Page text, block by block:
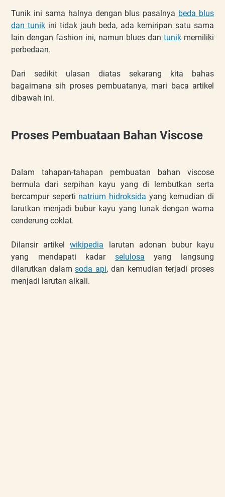
Tunik ini sama halnya dengan blus pasalnya beda blus
dan tunikini tidak jauh beda, ada kemiripan satu sama
lain dengan fashion ini, namun blues dan tunikmemiliki
perbedaan.
Dari sedikit ulasan diatas sekarang kita bahas
bagaimana sih proses pembuatanya, mari baca artikel
dibawah ini.
Proses Pembuataan Bahan Viscose
Dalam tahapan-tahapan pembuatan bahan viscose
bermula dari serpihan kayu yang di lembutkan serta
bercampur seperti natrium hidroksida yang kemudian di
larutkan menjadi bubur kayu yang lunak dengan warna
cenderung coklat.
Dilansir artikelwikipedia larutan adonan bubur kayu
yang mendapati kadar selulosa yang langsung
dilarutkan dalamsoda api, dan kemudian terjadi proses
menjadi larutan alkali.